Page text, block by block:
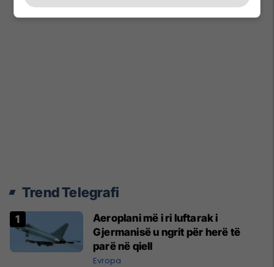
Trend Telegrafi
Aeroplani më i ri luftarak i
Gjermanisë u ngrit për herë të
parë në qiell
Evropa